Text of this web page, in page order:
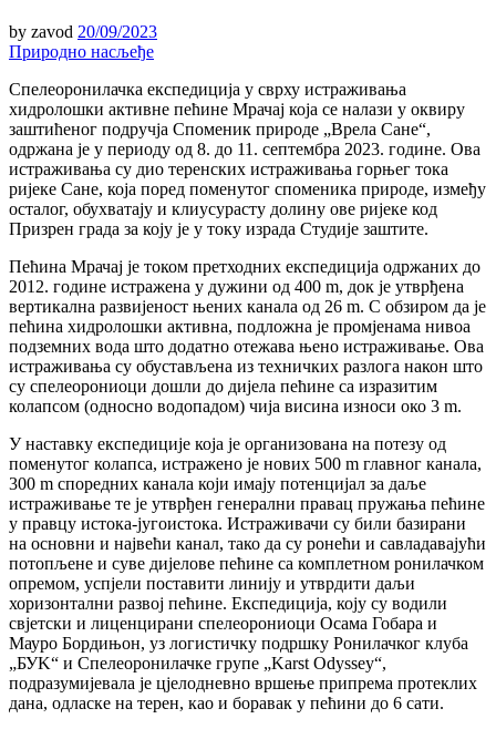
by zavod 20/09/2023
Природно насљеђе
Спелеоронилачка експедиција у сврху истраживања
хидролошки активне пећине Мрачај која се налази у оквиру
заштићеног подручја Споменик природе „Врела Сане“,
одржана је у периоду од 8. до 11. септембра 2023. године. Ова
истраживања су дио теренских истраживања горњег тока
ријеке Сане, која поред поменутог споменика природе, између
осталог, обухватају и клиусурасту долину ове ријеке код
Призрен града за коју је у току израда Студије заштите.
Пећина Мрачај је током претходних експедиција одржаних до
2012. године истражена у дужини од 400 m, док је утврђена
вертикална развијеност њених канала од 26 m. С обзиром да је
пећина хидролошки активна, подложна је промјенама нивоа
подземних вода што додатно отежава њено истраживање. Ова
истраживања су обустављена из техничких разлога након што
су спелеорониоци дошли до дијела пећине са изразитим
колапсом (односно водопадом) чија висина износи око 3 m.
У наставку експедиције која је организована на потезу од
поменутог колапса, истражено је нових 500 m главног канала,
300 m споредних канала који имају потенцијал за даље
истраживање те је утврђен генерални правац пружања пећине
у правцу истока-југоистока. Истраживачи су били базирани
на основни и највећи канал, тако да су ронећи и савладавајући
потопљене и суве дијелове пећине са комплетном ронилачком
опремом, успјели поставити линију и утврдити даљи
хоризонтални развој пећине. Експедиција, коју су водили
свјетски и лиценцирани спелеорониоци Осама Гобара и
Мауро Бордињон, уз логистичку подршку Ронилачког клуба
„БУK“ и Спелеоронилачке групе „Karst Odyssey“,
подразумијевала је цјелодневно вршење припрема протеклих
дана, одласке на терен, као и боравак у пећини до 6 сати.